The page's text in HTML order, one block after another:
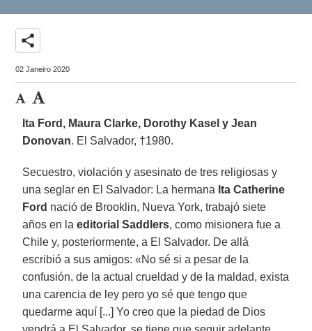
share
02 Janeiro 2020
Ita Ford, Maura Clarke, Dorothy Kasel y Jean
Donovan. El Salvador, †1980.
Secuestro, violación y asesinato de tres religiosas y
una seglar en El Salvador: La hermana Ita Catherine
Ford nació de Brooklin, Nueva York, trabajó siete
años en laeditorial Saddlers, como misionera fue a
Chile y, posteriormente, a El Salvador. De allá
escribió a sus amigos: «No sé si a pesar de la
confusión, de la actual crueldad y de la maldad, exista
una carencia de ley pero yo sé que tengo que
quedarme aquí [...] Yo creo que la piedad de Dios